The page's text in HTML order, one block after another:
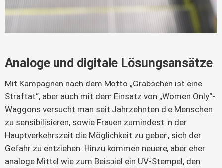
Analoge und digitale Lösungsansätze
Mit Kampagnen nach dem Motto „Grabschen ist eine
Straftat“, aber auch mit dem Einsatz von „Women Only“-
Waggons versucht man seit Jahrzehnten die Menschen
zu sensibilisieren, sowie Frauen zumindest in der
Hauptverkehrszeit die Möglichkeit zu geben, sich der
Gefahr zu entziehen. Hinzu kommen neuere, aber eher
analoge Mittel wie zum Beispiel ein UV-Stempel, den